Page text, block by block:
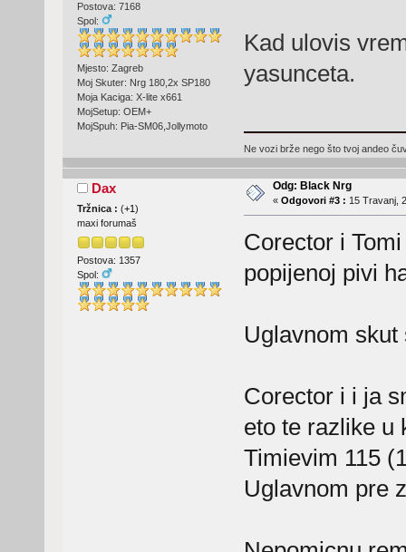
Postova: 7168
Spol:
Mjesto: Zagreb
Moj Skuter: Nrg 180,2x SP180
Moja Kaciga: X-lite x661
MojSetup: OEM+
MojSpuh: Pia-SM06,Jollymoto
Kad ulovis
yasunceta.
Ne vozi brže nego što tvoj andeo
Dax
Tržnica : (+1 )
maxi forumaš
Postova: 1357
Spol:
Odg: Black Nrg
« Odgovori #3 : 15 Travanj,
Corector i
popijenoj pivi
Uglavnom
Corector i i ja
eto te razlike u
Timievim 115
Uglavnom pre